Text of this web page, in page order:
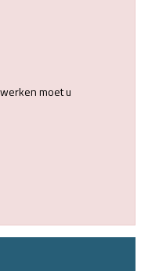
moet u